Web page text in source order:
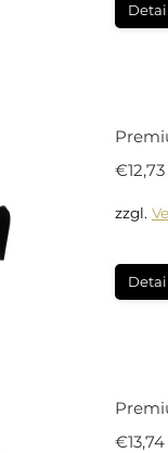
€12,73
zzgl.
€13,74